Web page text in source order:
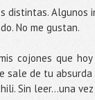
distintas. Algunos
No me gustan.
cojones que
de tu absurda
Sin leer…una